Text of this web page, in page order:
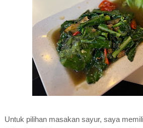
Untuk pilihan masakan sayur, saya